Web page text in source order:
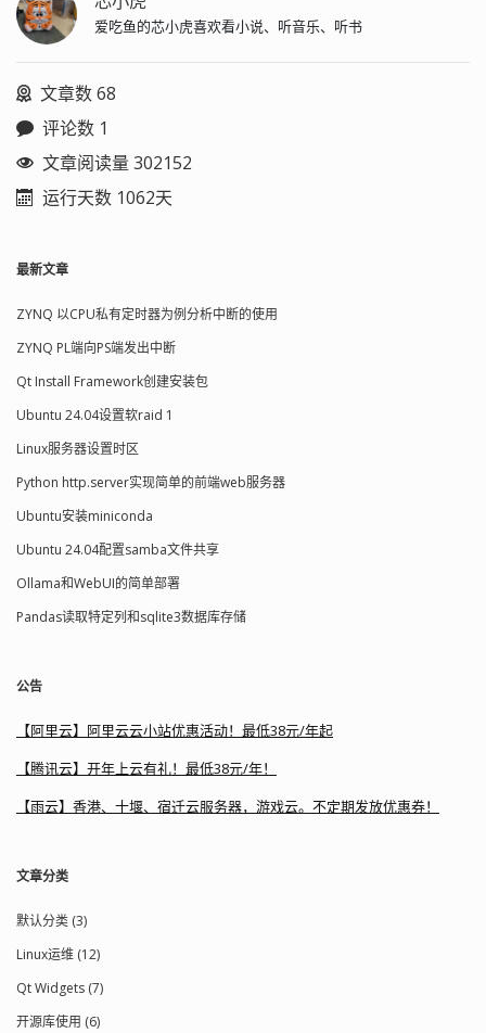
爱吃鱼的芯小虎喜欢看小说、听音乐、听书
文章数 68
评论数 1
文章阅读量 302152
运行天数 1062天
最新文章
ZYNQ 以CPU私有定时器为例分析中断的使用
ZYNQ PL端向PS端发出中断
Qt Install Framework创建安装包
Ubuntu 24.04设置软raid 1
Linux服务器设置时区
Python http.server实现简单的前端web服务器
Ubuntu安装miniconda
Ubuntu 24.04配置samba文件共享
Ollama和WebUI的简单部署
Pandas读取特定列和sqlite3数据库存储
公告
【阿里云】阿里云云小站优惠活动！最低38元/年起
【腾讯云】开年上云有礼！最低38元/年！
【雨云】香港、十堰、宿迁云服务器，游戏云。不定期发放优惠券！
文章分类
默认分类 (3)
Linux运维 (12)
Qt Widgets (7)
开源库使用 (6)